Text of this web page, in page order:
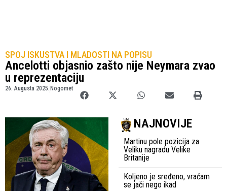
SPOJ ISKUSTVA I MLADOSTI NA POPISU
Ancelotti objasnio zašto nije Neymara zvao
u reprezentaciju
26. Augusta 2025. Nogomet
NAJNOVIJE
Martinu pole pozicija za
Veliku nagradu Velike
Britanije
Koljeno je sređeno, vraćam
se jači nego ikad